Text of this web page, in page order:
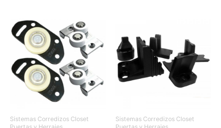
Sistemas Corredizos Closet
Sistemas Corredizos Closet